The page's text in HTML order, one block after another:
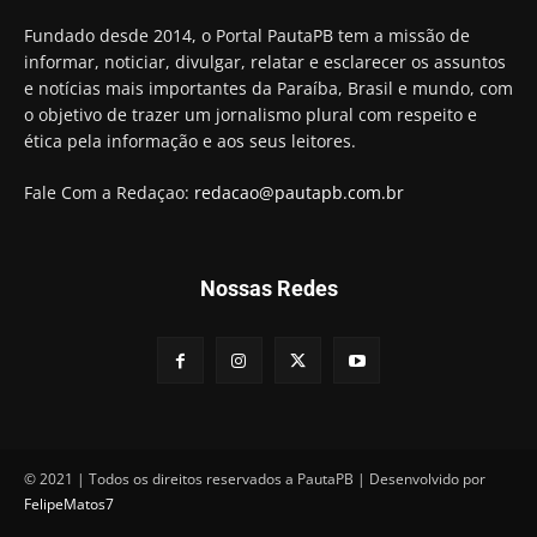
Hugo Motta retira projeto que permitia bancos
"confiscar" dinheiro de clientes
01:49
Descaso da gestão Panta deixa crianças e
professoras 'ilhadas' em creche
00:16
Fundado desde 2014, o Portal PautaPB tem a missão de
informar, noticiar, divulgar, relatar e esclarecer os assuntos
e notícias mais importantes da Paraíba, Brasil e mundo, com
o objetivo de trazer um jornalismo plural com respeito e
ética pela informação e aos seus leitores.
Fale Com a Redaçao: redacao@pautapb.com.br
Nossas Redes
© 2021 | Todos os direitos reservados a PautaPB | Desenvolvido por
FelipeMatos7